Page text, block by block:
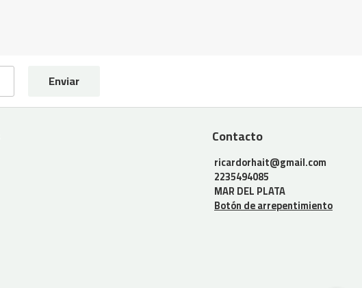
Enviar
Contacto
ricardorhait@gmail.com
2235494085
MAR DEL PLATA
Botón de arrepentimiento